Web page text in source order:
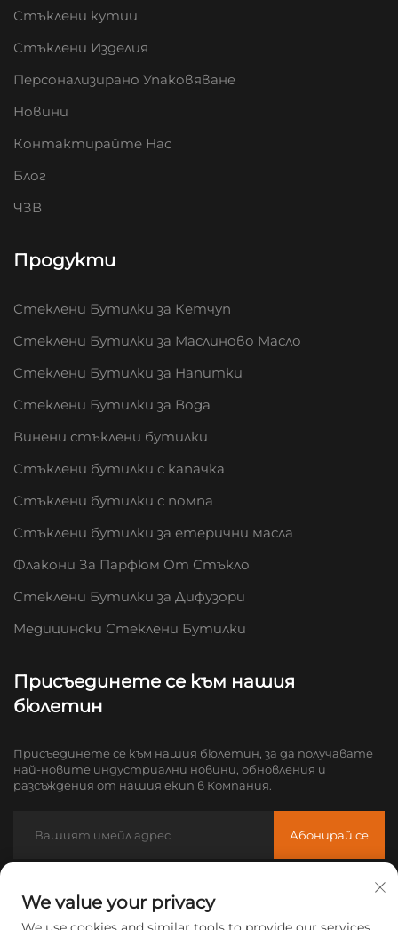
Стъклени кутии
Стъклени Изделия
Персонализирано Упаковяване
Новини
Контактирайте Нас
Блог
ЧЗВ
Продукти
Стеклени Бутилки за Кетчуп
Стеклени Бутилки за Маслиново Масло
Стеклени Бутилки за Напитки
Стеклени Бутилки за Вода
Винени стъклени бутилки
Стъклени бутилки с капачка
Стъклени бутилки с помпа
Стъклени бутилки за етерични масла
Флакони За Парфюм От Стъкло
Стеклени Бутилки за Дифузори
Медицински Стеклени Бутилки
Присъединете се към нашия
бюлетин
Присъединете се към нашия бюлетин, за да получавате
най-новите индустриални новини, обновления и
разсъждения от нашия екип в Компания.
Абонирай се
+86-18605685636
We value your privacy